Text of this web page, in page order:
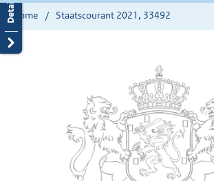
Home Staatscourant 2021, 33492